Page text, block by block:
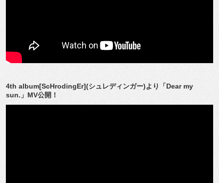
4th album[ScHrodingEr](シュレディンガー)より「Dear my
sun.」MV公開！